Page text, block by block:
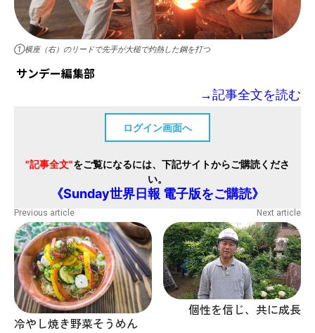
①横座（右）のリードで先手が大槌で灼熱した鋼を打つ
サンデー編集部
→記事全文を読む
ログイン画面へ
"記事全文"をご覧になるには、下記サイトからご購読くださ
い。
《Sunday世界日報 電子版をご購読》
Previous article
冷やし焼き野菜そうめん
Next article
個性を信じ、共に成長